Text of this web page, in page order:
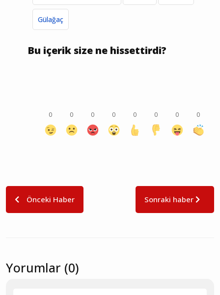
Gülağaç
Bu içerik size ne hissettirdi?
0 0 0 0 0 0 0 0
Önceki Haber Sonraki haber
Yorumlar (0)